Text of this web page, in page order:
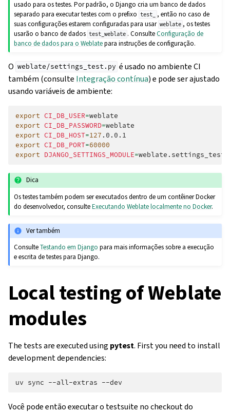
usado para os testes. Por padrão, o Django cria um banco de dados
separado para executar testes com o prefixo test_
, então no caso de
suas configurações estarem configuradas para usar weblate , os testes
usarão o banco de dados test_weblate . ConsulteConfiguração de
banco de dados para o Weblatepara instruções de configuração.
O weblate/settings_test.py é usado no ambiente CI
também (consulte Integração contínua) e pode ser ajustado
usando variáveis de ambiente:
export CI_DB_USER=
export CI_DB_PASSWORD=
export CI_DB_HOST=127
export CI_DB_PORT=60000
export DJANGO_SETTINGS_MODULE=
Dica
Os testes também podem ser executados dentro de um contêiner Docker
do desenvolvedor, consulteExecutando Weblate localmente no Docker.
Ver também
ConsulteTestando em Django para mais informações sobre a execução
e escrita de testes para Django.
Local testing of Weblate
modules
The tests are executed using pytest. First you need to install
development dependencies:
uv sync --all-extras
Você pode então executar o testsuite no checkout do